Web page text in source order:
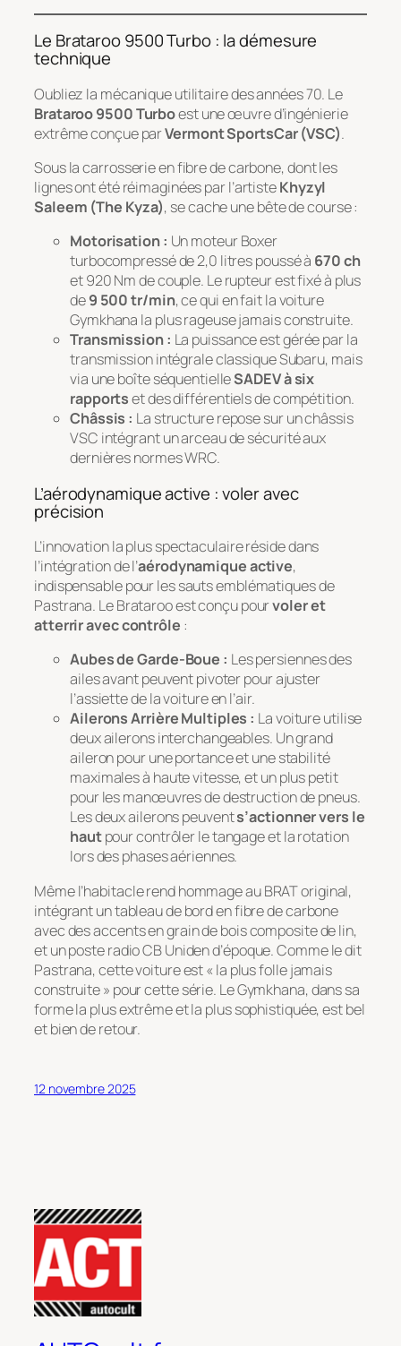
Le Brataroo 9500 Turbo : la démesure
technique
Oubliez la mécanique utilitaire des années 70. Le
Brataroo 9500 Turboest une œuvre d’ingénierie
extrême conçue parVermont SportsCar (VSC).
Sous la carrosserie en fibre de carbone, dont les
lignes ont été réimaginées par l’artisteKhyzyl
Saleem (The Kyza), se cache une bête de course :
Motorisation : Un moteur Boxer
turbocompressé de 2,0 litres poussé à 670 ch
et 920 Nm de couple. Le rupteur est fixé à plus
de9 500 tr/min, ce qui en fait la voiture
Gymkhana la plus rageuse jamais construite.
Transmission : La puissance est gérée par la
transmission intégrale classique Subaru, mais
via une boîte séquentielleSADEV à six
rapportset des différentiels de compétition.
Châssis : La structure repose sur un châssis
VSC intégrant un arceau de sécurité aux
dernières normes WRC.
L’aérodynamique active : voler avec
précision
L’innovation la plus spectaculaire réside dans
l’intégration de l’aérodynamique active,
indispensable pour les sauts emblématiques de
Pastrana. Le Brataroo est conçu pourvoler et
atterrir avec contrôle :
Aubes de Garde-Boue : Les persiennes des
ailes avant peuvent pivoter pour ajuster
l’assiette de la voiture en l’air.
Ailerons Arrière Multiples : La voiture utilise
deux ailerons interchangeables. Un grand
aileron pour une portance et une stabilité
maximales à haute vitesse, et un plus petit
pour les manœuvres de destruction de pneus.
Les deux ailerons peuvents’actionner vers le
hautpour contrôler le tangage et la rotation
lors des phases aériennes.
Même l’habitacle rend hommage au BRAT original,
intégrant un tableau de bord en fibre de carbone
avec des accents en grain de bois composite de lin,
et un poste radio CB Uniden d’époque. Comme le dit
Pastrana, cette voiture est « la plus folle jamais
construite» pour cette série. Le Gymkhana, dans sa
forme la plus extrême et la plus sophistiquée, est bel
et bien de retour.
12 novembre 2025